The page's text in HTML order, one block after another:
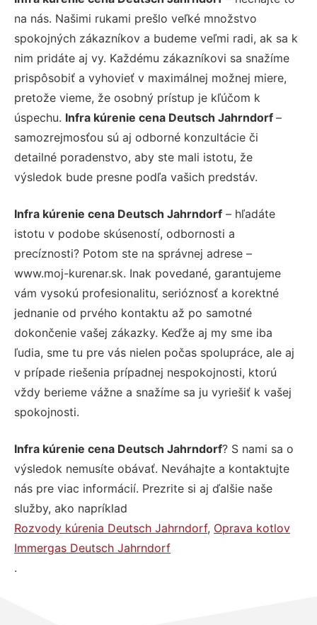
na nás. Našimi rukami prešlo veľké množstvo
spokojných zákazníkov a budeme veľmi radi, ak sa k
nim pridáte aj vy. Každému zákazníkovi sa snažíme
prispôsobiť a vyhovieť v maximálnej možnej miere,
pretože vieme, že osobný prístup je kľúčom k
úspechu. Infra kúrenie cena Deutsch Jahrndorf –
samozrejmosťou sú aj odborné konzultácie či
detailné poradenstvo, aby ste mali istotu, že
výsledok bude presne podľa vašich predstáv.
Infra kúrenie cena Deutsch Jahrndorf – hľadáte
istotu v podobe skúseností, odbornosti a
precíznosti? Potom ste na správnej adrese –
www.moj-kurenar.sk. Inak povedané, garantujeme
vám vysokú profesionalitu, serióznosť a korektné
jednanie od prvého kontaktu až po samotné
dokončenie vašej zákazky. Keďže aj my sme iba
ľudia, sme tu pre vás nielen počas spolupráce, ale aj
v prípade riešenia prípadnej nespokojnosti, ktorú
vždy berieme vážne a snažíme sa ju vyriešiť k vašej
spokojnosti.
Infra kúrenie cena Deutsch Jahrndorf? S nami sa o
výsledok nemusíte obávať. Neváhajte a kontaktujte
nás pre viac informácií. Prezrite si aj ďalšie naše
služby, ako napríklad
Rozvody kúrenia Deutsch Jahrndorf, Oprava kotlov
Immergas Deutsch Jahrndorf
.